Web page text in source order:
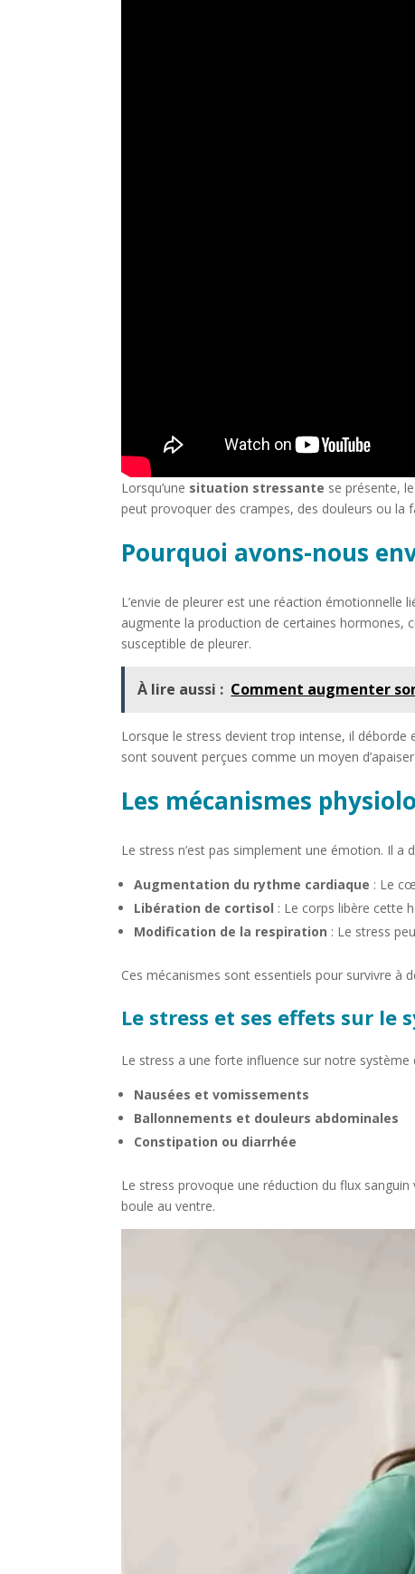
Lorsqu’une situation stressante se présente,
peut provoquer des crampes, des douleurs ou la
Pourquoi avons-nous
L’envie de pleurer est une réaction émotionnelle
augmente la production de certaines hormones,
susceptible de pleurer.
À lire aussi : Comment augmenter
Lorsque le stress devient trop intense, il
sont souvent perçues comme un moyen
Les mécanismes
Le stress n’est pas simplement une émotion. Il
Augmentation du rythme cardiaque : Le
Libération de cortisol : Le corps libère cette
Modification de la respiration : Le stress
Ces mécanismes sont essentiels pour survivre à
Le stress et ses effets sur le
Le stress a une forte influence sur notre système
Nausées et vomissements
Ballonnements et douleurs abdominales
Constipation ou diarrhée
Le stress provoque une réduction du flux
boule au ventre.